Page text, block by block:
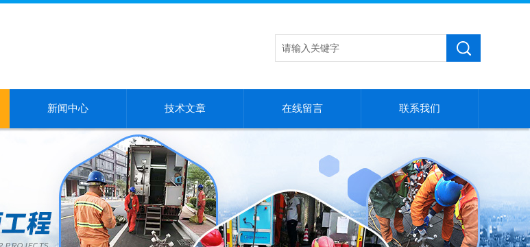
新闻中心 技术文章 在线留言 联系我们